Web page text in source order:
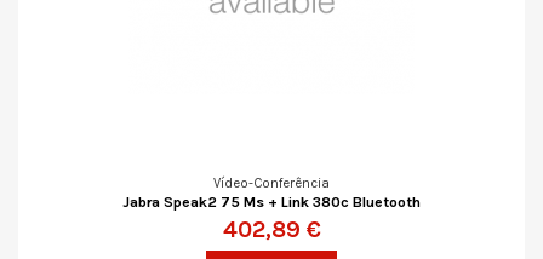
Vídeo-Conferência
Jabra Speak2 75 Ms + Link 380c Bluetooth
402,89 €